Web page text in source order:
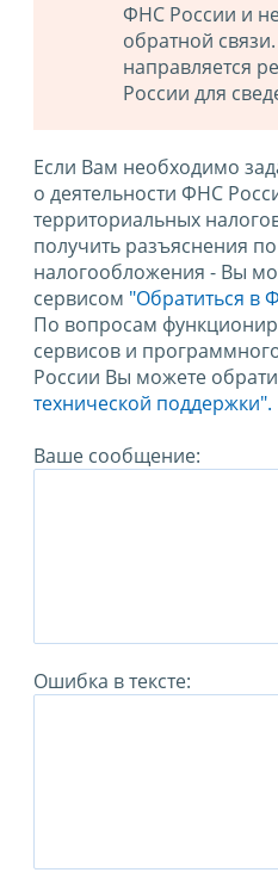
ФНС России и
обратной
направляется
России для
Если Вам необходимо
о деятельности ФНС
территориальных
получить разъяснения
налогообложения - Вы
сервисом "Обратиться в
По вопросам
сервисов и
России Вы можете
технической поддержки".
Ваше сообщение:
Ошибка в тексте: